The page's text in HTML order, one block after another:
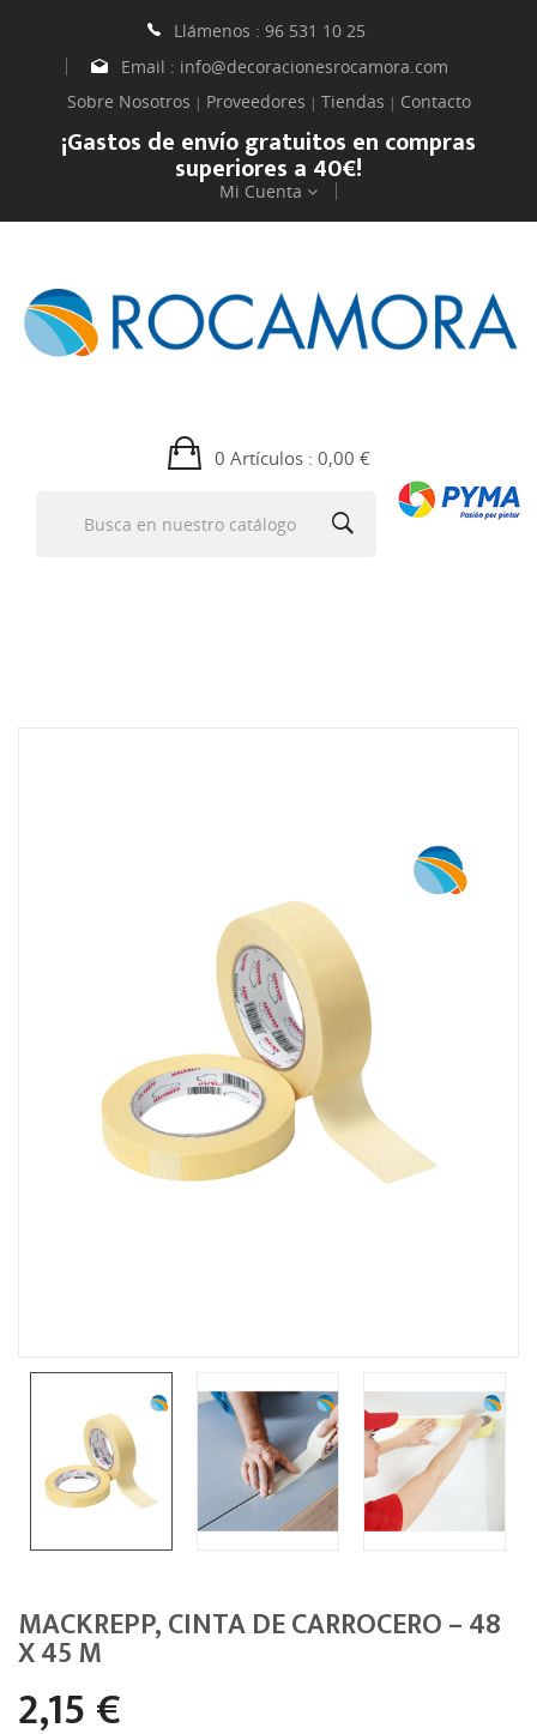
Llámenos : 96 531 10 25
Email : info@decoracionesrocamora.com
Sobre Nosotros | Proveedores | Tiendas | Contacto
¡Gastos de envío gratuitos en compras
superiores a 40€!
Mi Cuenta
0 Artículos: 0,00 €
MACKREPP, CINTA DE CARROCERO – 48
X 45 M
2,15 €